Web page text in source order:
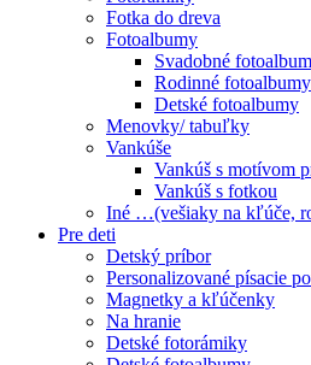
Fotka do dreva
Fotoalbumy
Svadobné
Rodinné fotoalbumy
Detské fotoalbumy
Menovky/ tabuľky
Vankúše
Vankúš s motívom
Vankúš s fotkou
Iné …(vešiaky na kľúče,
Pre deti
Detský príbor
Personalizované písacie
Magnetky a kľúčenky
Na hranie
Detské fotorámiky